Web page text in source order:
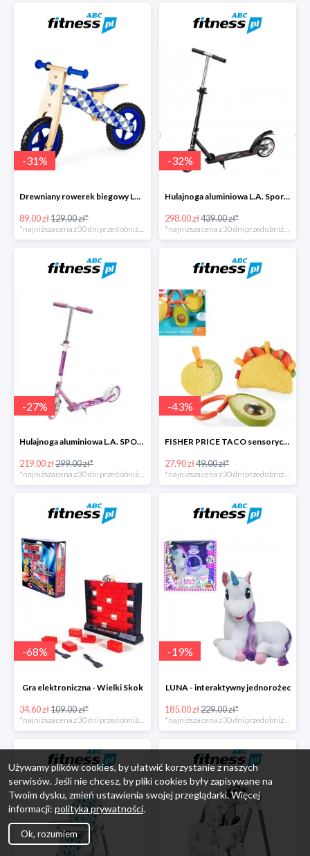
-31%
Drewniany rowerek biegowy Loopy
89.00 zł129.00 zł*
*najniższa cena z 30 dni przed obniżką
-32%
Hulajnoga aluminiowa L.A. Sports
298.00 zł439.00 zł*
*najniższa cena z 30 dni przed obniżką
-27%
Hulajnoga aluminiowa L.A. SPORTS CITY
219.00 zł299.00 zł*
*najniższa cena z 30 dni przed obniżką
-43%
FISHER PRICE TACO sensoryczny zestaw zawieszek
27.90 zł49.00 zł*
*najniższa cena z 30 dni przed obniżką
-68%
Gra elektroniczna - Wielki Skok
34.60 zł109.00 zł*
-19%
LUNA - interaktywny jednorożec
185.00 zł229.00 zł*
Używamy plików cookies, by ułatwić korzystanie z naszych
serwisów. Jeśli nie chcesz, by pliki cookies były zapisywane na
Twoim dysku, zmień ustawienia swojej przeglądarki. Więcej
informacji: polityka prywatności.
Ok, rozumiem